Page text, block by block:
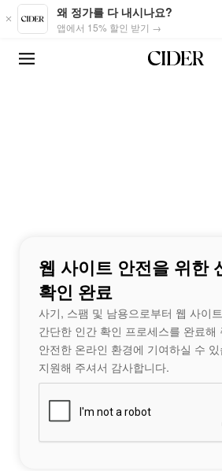
Skip to main content
왜 정가를 다 내시나요?
앱에서 15% 할인 받기 →
웹 사이트 안전을 위한
확인 완료
사기, 스팸 및 남용으로부터 웹 사이
간단한 인간 확인 프로세스를 완료해
안전한 온라인 환경에 기여하실 수
지원해 주셔서 감사합니다.